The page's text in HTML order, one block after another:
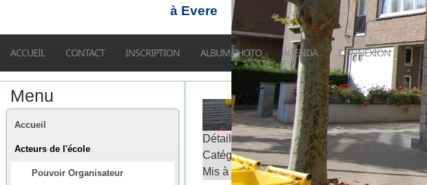
à Evere
ACCUEIL CONTACT INSCRIPTION ALBUM PHOTO AGENDA CONNEXION
Menu
Accueil
Acteurs de l'école
Pouvoir Organisateur
Détails
Catégorie :[site web]
Mis à jour : 9 octobre 2025